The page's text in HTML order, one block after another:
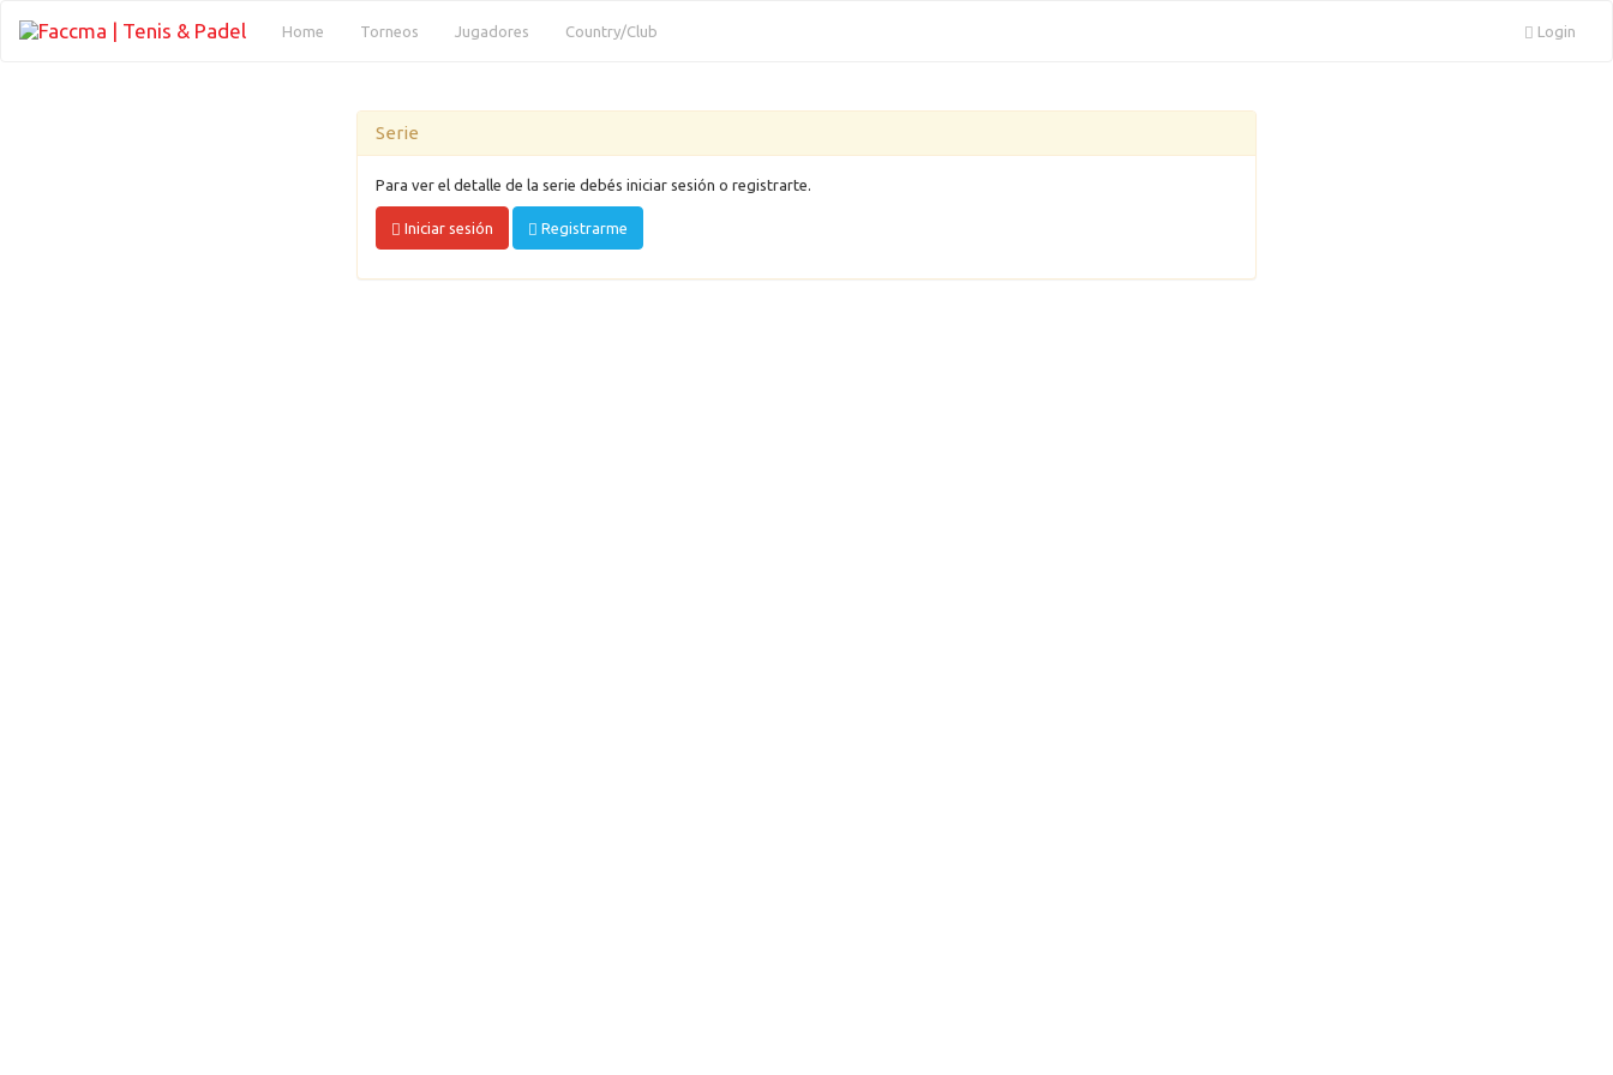
Home (current)Torneos Jugadores Country/Club Login
Serie
Para ver el detalle de la serie debés iniciar sesión o registrarte.
Iniciar sesión Registrarme